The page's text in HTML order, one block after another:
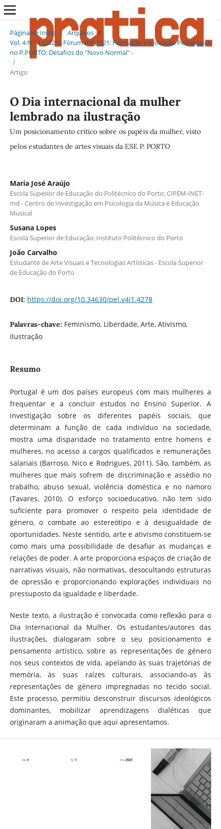
Página de Início / Arquivos /
Vol. 4 N.º 1 (2021): Fórum IPP 2021: Formação e Inovação Pedagógica
no P.PORTO: Desafios do "Novo Normal" -
/
Artigo
O Dia internacional da mulher
lembrado na ilustração
Um posicionamento crítico sobre os papéis da mulher, visto
pelos estudantes de artes visuais da ESE P. PORTO
Maria José Araújo
Escola Superior de Educação do Politécnico do Porto; CIPEM-INET-
md - Centro de Investigação em Psicologia da Música e Educação
Musical
Susana Lopes
Escola Superior de Educação; Instituto Politécnico do Porto
João Carvalho
Estudante de Arte Visuais e Tecnologias Artísticas - Escola Superior
de Educação do Porto
DOI: https://doi.org/10.34630/pel.v4i1.4278
Palavras-chave: Feminismo, Liberdade, Arte, Ativismo,
Ilustração
Resumo
Portugal é um dos países europeus com mais mulheres a
frequentar e a concluir estudos no Ensino Superior. A
investigação sobre os diferentes papéis sociais, que
determinam a função de cada indivíduo na sociedade,
mostra uma disparidade no tratamento entre homens e
mulheres, no acesso a cargos qualificados e remunerações
salariais (Barroso, Nico e Rodrigues, 2011). São, também, as
mulheres que mais sofrem de discriminação e assédio no
trabalho, abuso sexual, violência doméstica e no namoro
(Tavares, 2010). O esforço socioeducativo, não tem sido
suficiente para promover o respeito pela identidade de
género, o combate ao estereótipo e à desigualdade de
oportunidades. Neste sentido, arte e ativismo constituem-se
como mais uma possibilidade de desafiar as mudanças e
relações de poder. A arte proporciona espaços de criação de
narrativas visuais, não normativas, desocultando estruturas
de opressão e proporcionando explorações individuais no
pressuposto da igualdade e liberdade.
Neste texto, a ilustração é convocada como reflexão para o
Dia Internacional da Mulher. Os estudantes/autores das
ilustrações, dialogaram sobre o seu posicionamento e
pensamento artístico, sobre as representações de género
nos seus contextos de vida, apelando às suas trajetórias de
memória, às suas raízes culturais, associando-as às
representações de género impregnadas no tecido social.
Este processo, permitiu desconstruir discursos ideológicos
dominantes, mobilizar aprendizagens dialéticas que
originaram a animação que aqui apresentamos.